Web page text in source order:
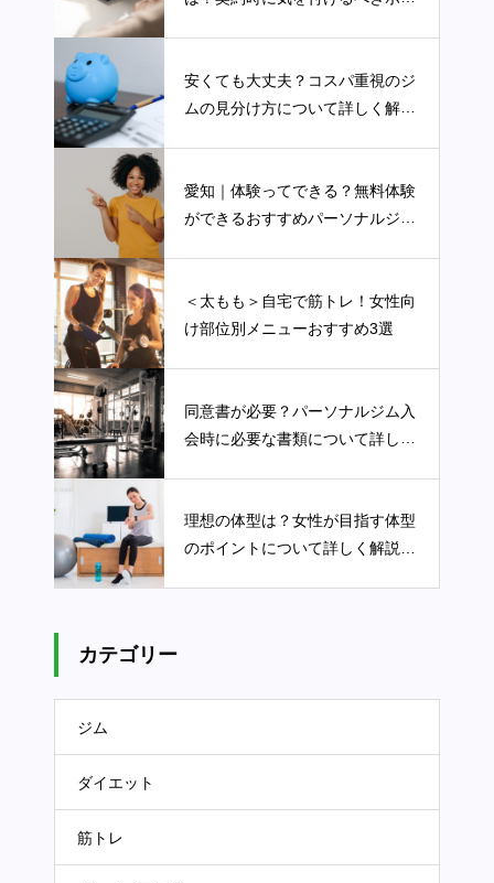
安くても大丈夫？コスパ重視のジ
ムの見分け方について詳しく解説
愛知｜体験ってできる？無料体験
ができるおすすめパーソナルジム
＜太もも＞自宅で筋トレ！女性向
け部位別メニューおすすめ3選
同意書が必要？パーソナルジム入
会時に必要な書類について詳しく
理想の体型は？女性が目指す体型
のポイントについて詳しく解説し
カテゴリー
ジム
ダイエット
筋トレ